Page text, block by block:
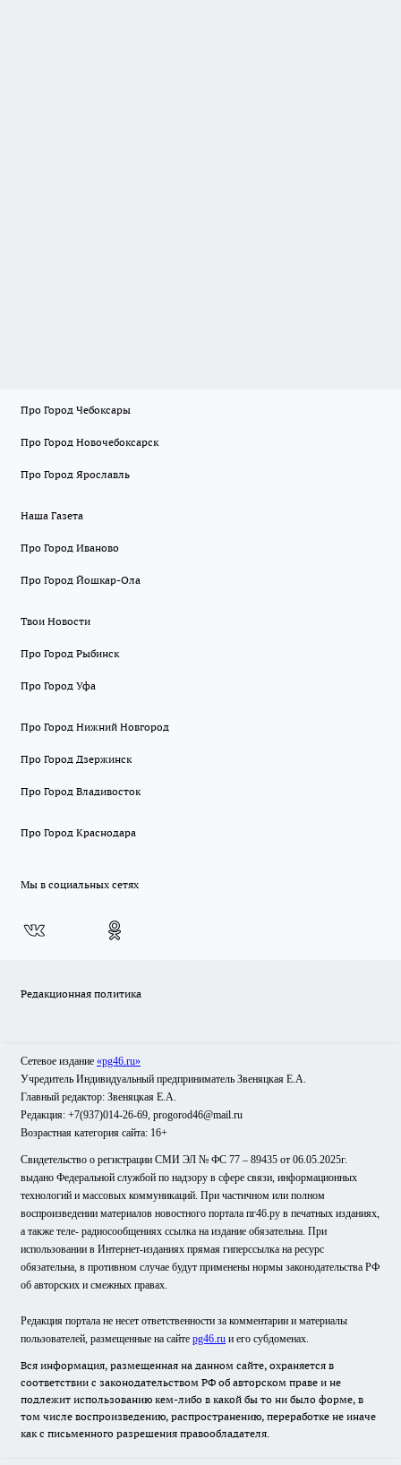
Про Город Чебоксары
Про Город Новочебоксарск
Про Город Ярославль
Наша Газета
Про Город Иваново
Про Город Йошкар-Ола
Твои Новости
Про Город Рыбинск
Про Город Уфа
Про Город Нижний Новгород
Про Город Дзержинск
Про Город Владивосток
Про Город Краснодара
Мы в социальных сетях
Редакционная политика
Сетевое издание «pg46.ru»
Учредитель Индивидуальный предприниматель Звеняцкая Е.А.
Главный редактор: Звеняцкая Е.А.
Редакция: +7(937)014-26-69, progorod46@mail.ru
Возрастная категория сайта: 16+
Свидетельство о регистрации СМИ ЭЛ № ФС 77 – 89435 от 06.05.2025г.
выдано Федеральной службой по надзору в сфере связи, информационных
технологий и массовых коммуникаций. При частичном или полном
воспроизведении материалов новостного портала пг46.ру в печатных изданиях,
а также теле- радиосообщениях ссылка на издание обязательна. При
использовании в Интернет-изданиях прямая гиперссылка на ресурс
обязательна, в противном случае будут применены нормы законодательства РФ
об авторских и смежных правах.
Редакция портала не несет ответственности за комментарии и материалы
пользователей, размещенные на сайте pg46.ru и его субдоменах.
Вся информация, размещенная на данном сайте, охраняется в
соответствии с законодательством РФ об авторском праве и не
подлежит использованию кем-либо в какой бы то ни было форме, в
том числе воспроизведению, распространению, переработке не иначе
как с письменного разрешения правообладателя.